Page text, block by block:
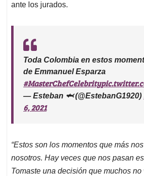
ante los jurados.
Toda Colombia en estos
de Emmanuel Esparza
#MasterChefCelebrity
— Esteban 🦈 (@EstebanG1920)
6, 2021
“Estos son los momentos que más
nosotros. Hay veces que nos pasan
Tomaste una decisión que muchos no